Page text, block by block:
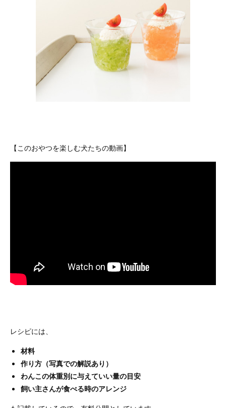
【このおやつを楽しむ犬たちの動画】
レシピには、
材料
作り方（写真での解説あり）
わんこの体重別に与えていい量の目安
飼い主さんが食べる時のアレンジ